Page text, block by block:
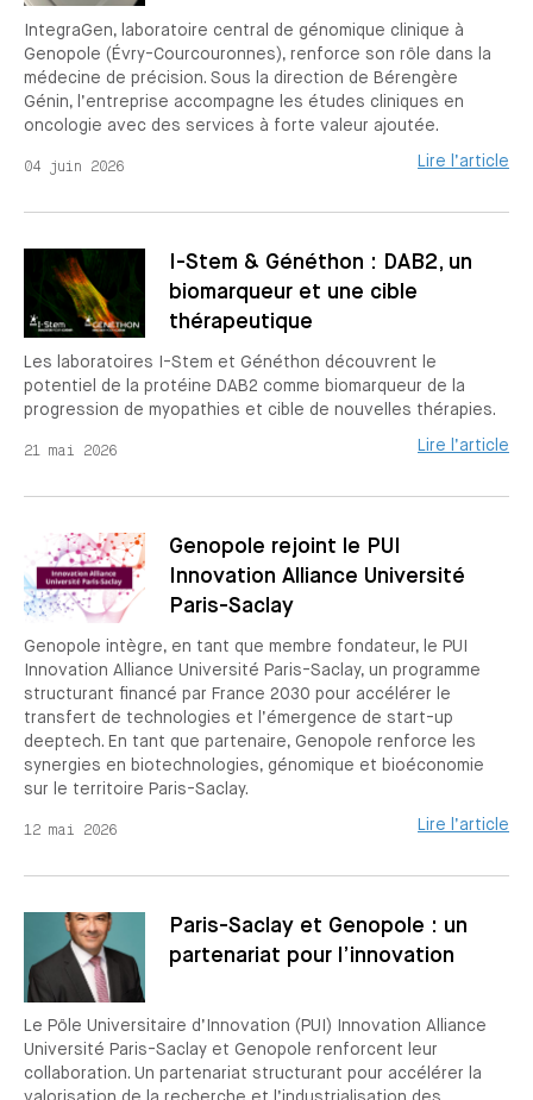
IntegraGen, laboratoire central de génomique clinique à
Genopole (Évry-Courcouronnes), renforce son rôle dans la
médecine de précision. Sous la direction de Bérengère
Génin, l’entreprise accompagne les études cliniques en
oncologie avec des services à forte valeur ajoutée.
04 juin 2026 Lire l’article
I-Stem & Généthon : DAB2, un
biomarqueur et une cible
thérapeutique
Les laboratoires I-Stem et Généthon découvrent le
potentiel de la protéine DAB2 comme biomarqueur de la
progression de myopathies et cible de nouvelles thérapies.
21 mai 2026 Lire l’article
Genopole rejoint le PUI
Innovation Alliance Université
Paris-Saclay
Genopole intègre, en tant que membre fondateur, le PUI
Innovation Alliance Université Paris-Saclay, un programme
structurant financé par France 2030 pour accélérer le
transfert de technologies et l’émergence de start-up
deeptech. En tant que partenaire, Genopole renforce les
synergies en biotechnologies, génomique et bioéconomie
sur le territoire Paris-Saclay.
12 mai 2026 Lire l’article
Paris-Saclay et Genopole : un
partenariat pour l’innovation
Le Pôle Universitaire d’Innovation (PUI) Innovation Alliance
Université Paris-Saclay et Genopole renforcent leur
collaboration. Un partenariat structurant pour accélérer la